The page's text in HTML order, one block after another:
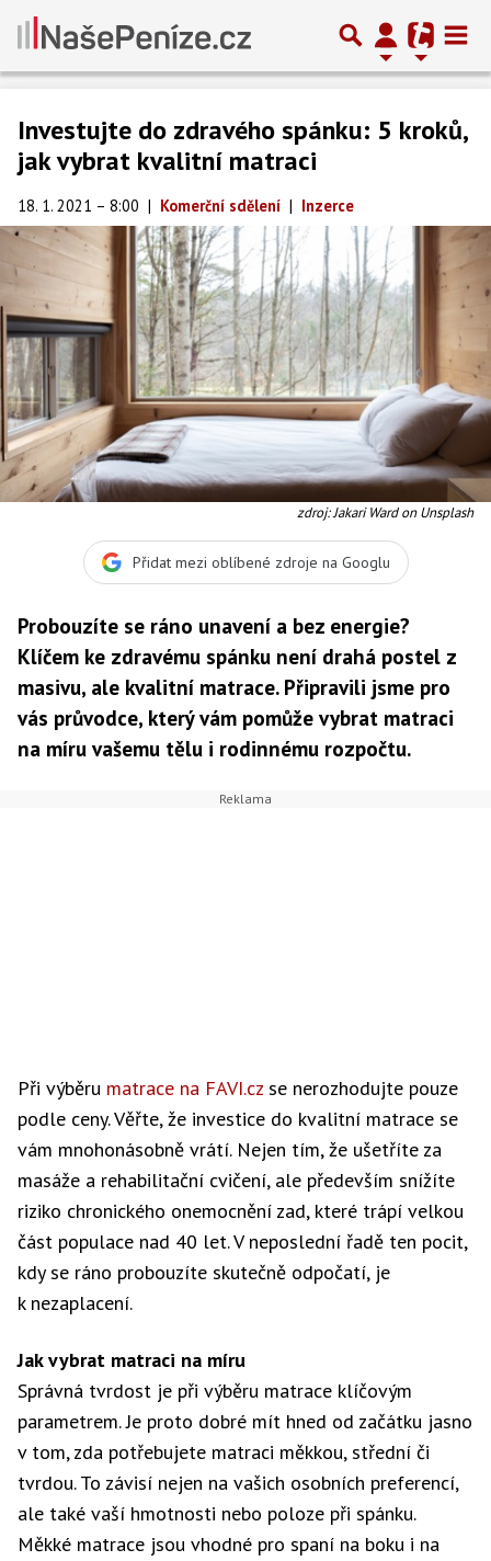
Investujte do zdravého spánku: 5 kroků,
jak vybrat kvalitní matraci
18. 1. 2021 – 8:00 | Komerční sdělení | Inzerce
zdroj: Jakari Ward on Unsplash
Přidat mezi oblíbené zdroje na Googlu
Probouzíte se ráno unavení a bez energie?
Klíčem ke zdravému spánku není drahá postel z
masivu, ale kvalitní matrace. Připravili jsme pro
vás průvodce, který vám pomůže vybrat matraci
na míru vašemu tělu i rodinnému rozpočtu.
Při výběru matrace na FAVI.cz se nerozhodujte pouze
podle ceny. Věřte, že investice do kvalitní matrace se
vám mnohonásobně vrátí. Nejen tím, že ušetříte za
masáže a rehabilitační cvičení, ale především snížíte
riziko chronického onemocnění zad, které trápí velkou
část populace nad 40 let. V neposlední řadě ten pocit,
kdy se ráno probouzíte skutečně odpočatí, je
k nezaplacení.
Jak vybrat matraci na míru
Správná tvrdost je při výběru matrace klíčovým
parametrem. Je proto dobré mít hned od začátku jasno
v tom, zda potřebujete matraci měkkou, střední či
tvrdou. To závisí nejen na vašich osobních preferencí,
ale také vaší hmotnosti nebo poloze při spánku.
Měkké matrace jsou vhodné pro spaní na boku i na